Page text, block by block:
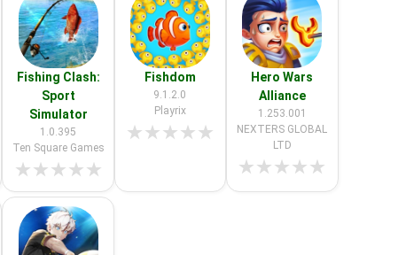
Fishing Clash:
Sport
Simulator
1.0.395
Ten Square Games
★★★★★
Fishdom
9.1.2.0
Playrix
★★★★★
Hero Wars
Alliance
1.253.001
NEXTERS GLOBAL
LTD
★★★★★